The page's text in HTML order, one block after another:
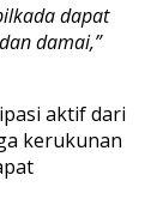
dapat
damai,”
aktif dari
kerukunan